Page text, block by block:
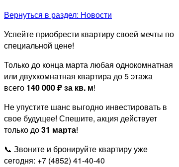
Вернуться в раздел: Новости
Успейте приобрести квартиру своей мечты по
специальной цене!
Только до конца марта любая однокомнатная
или двухкомнатная квартира до 5 этажа
всего 140 000 ₽ за кв. м!
Не упустите шанс выгодно инвестировать в
свое будущее! Спешите, акция действует
только до31 марта!
📞 Звоните и бронируйте квартиру уже
сегодня: +7 (4852) 41-40-40